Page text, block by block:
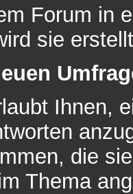
Forum in
sie
Ihnen,
die
Thema